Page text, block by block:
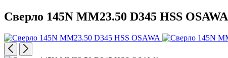
Сверло 145N MM23.50 D345 HSS OSAWA